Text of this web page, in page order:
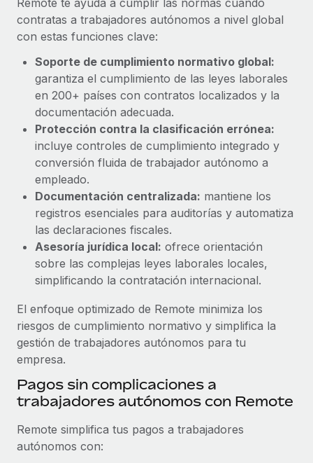
Gestión de dispositivos
Proporciona dispositivos tecnológicos y contrólalos
en todo el mundo.
Apertura de entidades
Abre entidades conforme a la legalidad enseguida.
Movilidad y reubicación
Reubica a los empleados con facilidad.
Prestaciones
Gestiona las prestaciones de los empleados sin
complicaciones.
Explora el blog
BLOG
Novedades de producto de Remote:
Integraciones con Gusto y Xero y Contractor
Management Plus
La misión de Remote sigue siendo ayudar a empresas de
todos los tamaños a contratar, gestionar y...
Más información
Pento se convierte en un empleador equitativo
con Remote
Gestionar las nóminas internamente es complicado. Tardas
semanas en hacerlo manualmente y, al mes...
Más información
contratas a trabajadores autónomos a nivel global
con estas funciones clave:
Soporte de cumplimiento normativo global:
garantiza el cumplimiento de las leyes laborales
en 200+ países con contratos localizados y la
documentación adecuada.
Protección contra la clasificación errónea:
incluye controles de cumplimiento integrado y
conversión fluida de trabajador autónomo a
empleado.
Documentación centralizada: mantiene los
registros esenciales para auditorías y automatiza
las declaraciones fiscales.
Asesoría jurídica local: ofrece orientación
sobre las complejas leyes laborales locales,
simplificando la contratación internacional.
El enfoque optimizado de Remote minimiza los
riesgos de cumplimiento normativo y simplifica la
gestión de trabajadores autónomos para tu
empresa.
Pagos sin complicaciones a
trabajadores autónomos con Remote
Remote simplifica tus pagos a trabajadores
autónomos con: